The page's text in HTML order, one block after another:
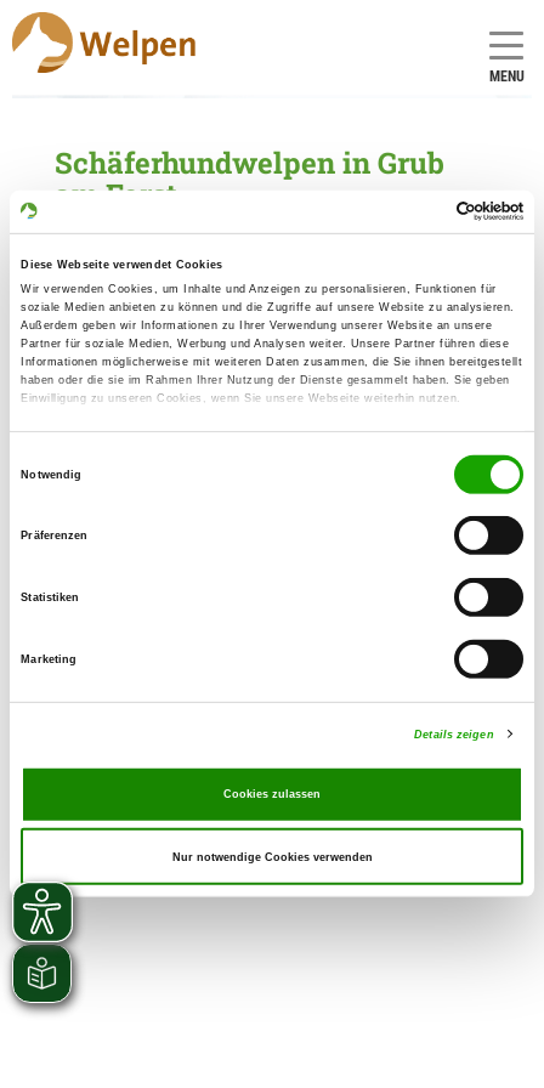
Diese Webseite verwendet Cookies
Wir verwenden Cookies, um Inhalte und Anzeigen zu personalisieren, Funktionen für
soziale Medien anbieten zu können und die Zugriffe auf unsere Website zu analysieren.
Außerdem geben wir Informationen zu Ihrer Verwendung unserer Website an unsere
Partner für soziale Medien, Werbung und Analysen weiter. Unsere Partner führen diese
Informationen möglicherweise mit weiteren Daten zusammen, die Sie ihnen bereitgestellt
haben oder die sie im Rahmen Ihrer Nutzung der Dienste gesammelt haben. Sie geben
Einwilligung zu unseren Cookies, wenn Sie unsere Webseite weiterhin nutzen.
Notwendig
Präferenzen
Statistiken
Marketing
Details zeigen
Cookies zulassen
Nur notwendige Cookies verwenden
MENU
Schäferhundwelpen in Grub
am Forst
Schäferhundwelpen gefunden
Zuchtstätte: von der Gewürzwiese
Details
Bergstr. 1
96271 Grub am Forst
Welpen zur Verfügung